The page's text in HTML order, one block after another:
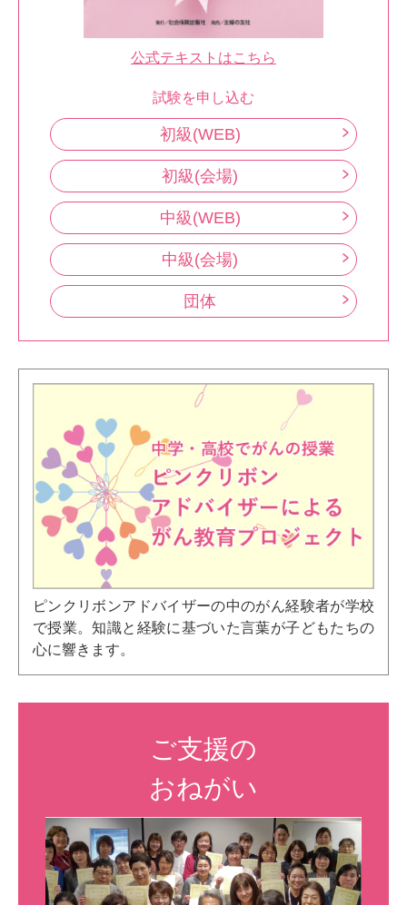
公式テキストはこちら
試験を申し込む
初級(WEB)
初級(会場)
中級(WEB)
中級(会場)
団体
ピンクリボンアドバイザーの中のがん経験者が学校
で授業。知識と経験に基づいた言葉が子どもたちの
心に響きます。
ご支援の
おねがい